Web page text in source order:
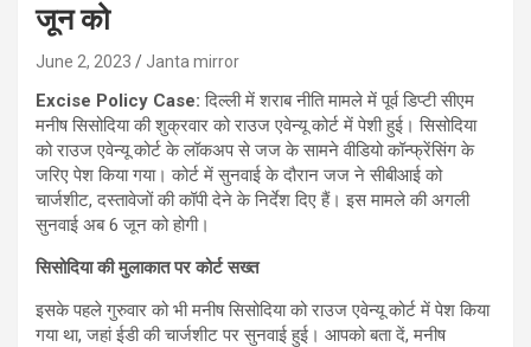
जून को
June 2, 2023 Janta mirror
Excise Policy Case: दिल्ली में शराब नीति मामले में पूर्व डिप्टी सीएम
मनीष सिसोदिया की शुक्रवार को राउज एवेन्यू कोर्ट में पेशी हुई। सिसोदिया
को राउज एवेन्यू कोर्ट के लॉकअप से जज के सामने वीडियो कॉन्फ्रेंसिंग के
जरिए पेश किया गया। कोर्ट में सुनवाई के दौरान जज ने सीबीआई को
चार्जशीट, दस्तावेजों की कॉपी देने के निर्देश दिए हैं। इस मामले की अगली
सुनवाई अब 6 जून को होगी।
सिसोदिया की मुलाकात पर कोर्ट सख्त
इसके पहले गुरुवार को भी मनीष सिसोदिया को राउज एवेन्यू कोर्ट में पेश किया
गया था, जहां ईडी की चार्जशीट पर सुनवाई हुई। आपको बता दें, मनीष